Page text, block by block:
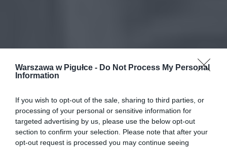
Warszawa w Pigułce - Do Not Process My Personal
Information
If you wish to opt-out of the sale, sharing to third parties, or
processing of your personal or sensitive information for
targeted advertising by us, please use the below opt-out
section to confirm your selection. Please note that after your
opt-out request is processed you may continue seeing